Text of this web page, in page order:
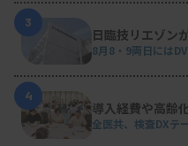
3
日臨技リエゾン
8月8・9両日には
4
導入経費や高齢
全医共、検査DXテ